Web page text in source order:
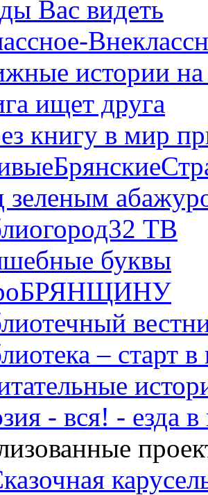
Вас видеть
истории
ищет друга
книгу в мир
зеленым
ТВ
буквы
– старт
- вся! - езда в